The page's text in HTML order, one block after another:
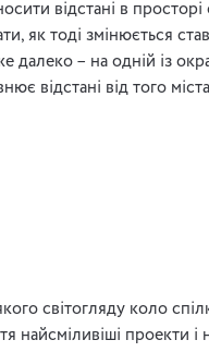
відстані в
як тоді змінюється
далеко – на одній із
відстані від того
світогляду коло
найсміливіші проекти